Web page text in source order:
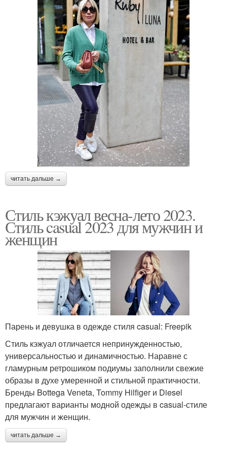
читать дальше →
Стиль кэжуал весна-лето 2023.
Стиль casual 2023 для мужчин и
женщин
Парень и девушка в одежде стиля casual: Freepik
Стиль кэжуал отличается непринужденностью,
универсальностью и динамичностью. Наравне с
гламурным ретрошиком подиумы заполнили свежие
образы в духе умеренной и стильной практичности.
Бренды Bottega Veneta, Tommy Hilfiger и Diesel
предлагают варианты модной одежды в casual-стиле
для мужчин и женщин.
читать дальше →